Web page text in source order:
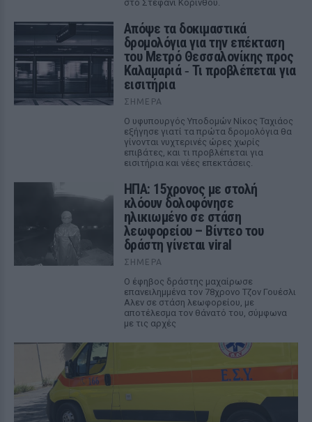
στο Στεφάνι Κορίνθου.
Απόψε τα δοκιμαστικά
δρομολόγια για την επέκταση
του Μετρό Θεσσαλονίκης προς
Καλαμαριά ‑ Τι προβλέπεται για
εισιτήρια
ΣΉΜΕΡΑ
Ο υφυπουργός Υποδομών Νίκος Ταχιάος
εξήγησε γιατί τα πρώτα δρομολόγια θα
γίνονται νυχτερινές ώρες χωρίς
επιβάτες, και τι προβλέπεται για
εισιτήρια και νέες επεκτάσεις.
ΗΠΑ: 15χρονος με στολή
κλόουν δολοφόνησε
ηλικιωμένο σε στάση
λεωφορείου – Βίντεο του
δράστη γίνεται viral
ΣΉΜΕΡΑ
Ο έφηβος δράστης μαχαίρωσε
επανειλημμένα τον 78χρονο Τζον Γουέσλι
Αλεν σε στάση λεωφορείου, με
αποτέλεσμα τον θάνατό του, σύμφωνα
με τις αρχές